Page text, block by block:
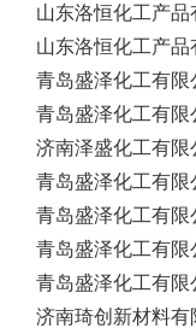
山东洛恒化工产品
山东洛恒化工产品
青岛盛泽化工有限
青岛盛泽化工有限
济南泽盛化工有限
青岛盛泽化工有限
青岛盛泽化工有限
青岛盛泽化工有限
青岛盛泽化工有限
济南琦创新材料有